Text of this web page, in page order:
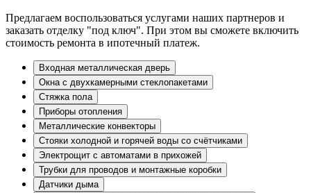
Предлагаем воспользоваться услугами наших партнеров и
заказать отделку "под ключ". При этом вы сможете включить
стоимость ремонта в ипотечный платеж.
Входная металлическая дверь
Окна с двухкамерными стеклопакетами
Стяжка пола
Приборы отопления
Металлические конвекторы
Стояки холодной и горячей воды со счётчиками
Электрощит с автоматами в прихожей
Трубки для проводов и монтажные коробки
Датчики дыма